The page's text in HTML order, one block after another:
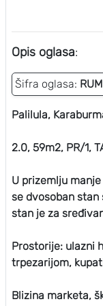
Opis oglasa:
Šifra oglasa:
Palilula,
2.0, 59m2, PR/1,
U prizemlju
se dvosoban stan
stan je za
Prostorije: ulazni
trpezarijom,
Blizina marketa,